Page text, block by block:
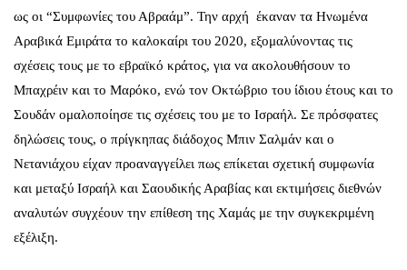
ως οι “Συμφωνίες του Αβραάμ”. Την αρχή έκαναν τα Ηνωμένα
Αραβικά Εμιράτα το καλοκαίρι του 2020, εξομαλύνοντας τις
σχέσεις τους με το εβραϊκό κράτος, για να ακολουθήσουν το
Μπαχρέιν και το Μαρόκο, ενώ τον Οκτώβριο του ίδιου έτους και το
Σουδάν ομαλοποίησε τις σχέσεις του με το Ισραήλ. Σε πρόσφατες
δηλώσεις τους, ο πρίγκηπας διάδοχος Μπιν Σαλμάν και ο
Νετανιάχου είχαν προαναγγείλει πως επίκεται σχετική συμφωνία
και μεταξύ Ισραήλ και Σαουδικής Αραβίας και εκτιμήσεις διεθνών
αναλυτών συγχέουν την επίθεση της Χαμάς με την συγκεκριμένη
εξέλιξη.